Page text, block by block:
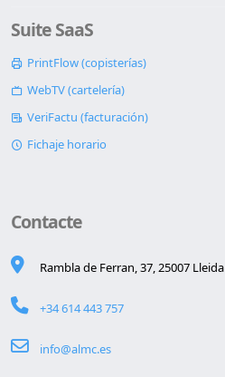
Suite SaaS
PrintFlow (copisterías)
WebTV (cartelería)
VeriFactu (facturación)
Fichaje horario
Contacte
Rambla de Ferran, 37, 25007 Lleida
+34 614 443 757
info@almc.es